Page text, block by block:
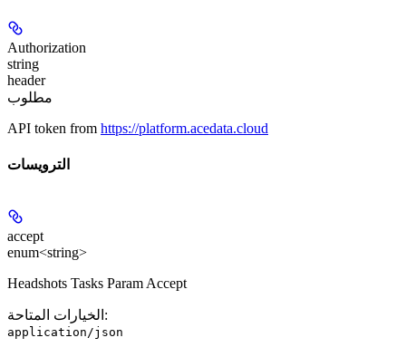
Authorization
string
header
مطلوب
API token from https://platform.acedata.cloud
الترويسات
accept
enum<string>
Headshots Tasks Param Accept
الخيارات المتاحة :
application/json